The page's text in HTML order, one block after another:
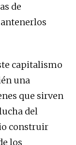
de
capitalismo
una
que sirven
del
construir
los